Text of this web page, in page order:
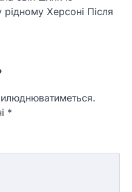
рідному Херсоні Після
*